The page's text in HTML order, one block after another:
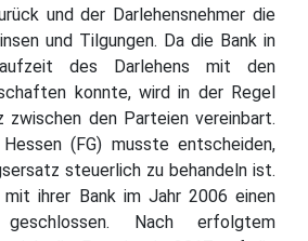
und der Darlehensnehmer die
und Tilgungen. Da die Bank in
des Darlehens mit den
konnte, wird in der Regel
zwischen den Parteien vereinbart.
(FG) musste entscheiden,
steuerlich zu behandeln ist.
ihrer Bank im Jahr 2006 einen
geschlossen. Nach erfolgtem